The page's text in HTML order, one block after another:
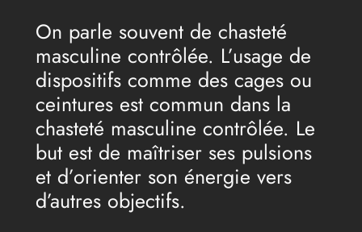
On parle souvent de chasteté
masculine contrôlée. L’usage de
dispositifs comme des cages ou
ceintures est commun dans la
chasteté masculine contrôlée. Le
but est de maîtriser ses pulsions
et d’orienter son énergie vers
d’autres objectifs.